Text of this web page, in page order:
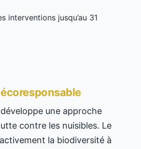
interventions jusqu’au 31
développe une approche
contre les nuisibles. Le
la biodiversité à